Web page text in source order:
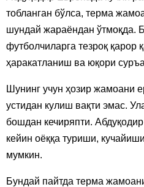
тобланган бўлса, терма
шундай жараёндан ўтмоқда.
футболчиларга тезроқ қарор
ҳаракатланиш ва юқори
Шунинг учун ҳозир жамоани
устидан кулиш вақти эмас.
бошдан кечиряпти.
кейин оёққа туриши,
мумкин.
Бундай пайтда терма